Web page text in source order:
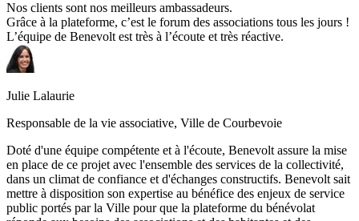
Nos clients sont nos meilleurs ambassadeurs.
Grâce à la plateforme, c’est le forum des associations tous les jours !
L’équipe de Benevolt est très à l’écoute et très réactive.
Julie Lalaurie
Responsable de la vie associative, Ville de Courbevoie
Doté d'une équipe compétente et à l'écoute, Benevolt assure la mise
en place de ce projet avec l'ensemble des services de la collectivité,
dans un climat de confiance et d'échanges constructifs. Benevolt sait
mettre à disposition son expertise au bénéfice des enjeux de service
public portés par la Ville pour que la plateforme du bénévolat